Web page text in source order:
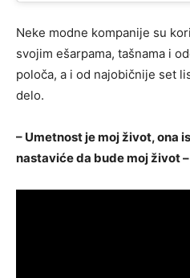
Neke modne kompanije su
svojim ešarpama, tašnama i
poloča, a i od najobičnije set
delo.
– Umetnost je moj život, ona
nastaviće da bude moj život –